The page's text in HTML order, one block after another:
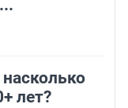
лет?